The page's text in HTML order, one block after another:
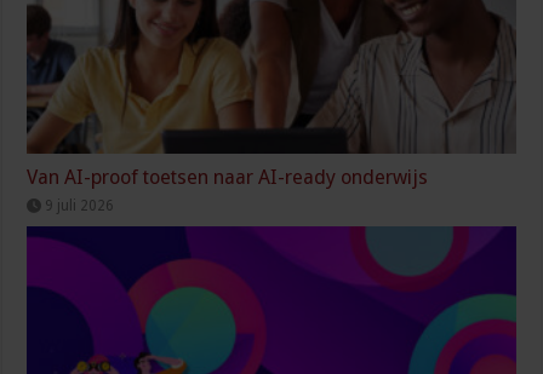
Van AI-proof toetsen naar AI-ready onderwijs
9 juli 2026